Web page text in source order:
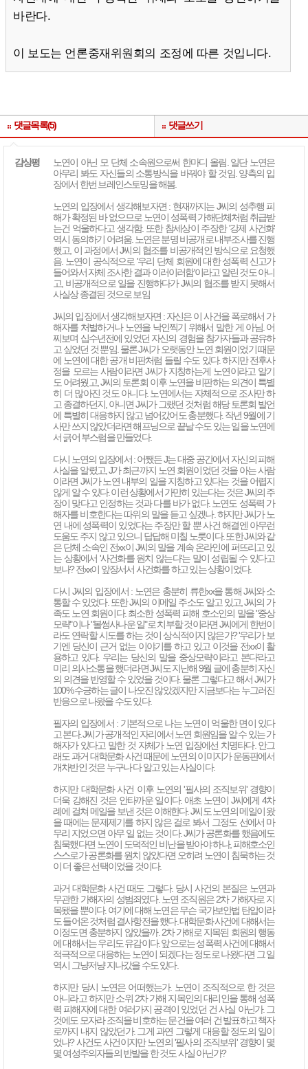
바란다.
이 보도는 언론중재위원회의 조정에 따른 것입니다.
댓글목록(5) 댓글쓰기
감상평
노연이 아닌 모 단체 소속원으로써 한마디 올림. 일단 노연은
아무리 봐도 자신들의 소통방식을 바꿔야 할 것임. 양측의 입
장에서 한번 브레인스토밍을 해봄.
노연의 입장에서 생각해보자면 : 현재까지는 J씨의 성추행 피
해가 확정된 바 없으므로 노연이 성폭력 가해단체처럼 취급받
는건 억울하다고 생각함. 또한 참세상이 주장한 '강제 사건화'
역시 동의하기 어려움. 노연은 분명 비공개로 내부조사를 진행
했고, 이 과정에서 J씨의 협조를 비공개적인 방식으로 요청했
음. 노연이 공식적으로 '우리 단체 회원에 대한 성폭력 신고가
들어와서 자체 조사한 결과 이러이러함'이라고 알린 것도 아니
고, 비공개적으로 일을 진행하다가 J씨의 협조를 받지 못해서
사실상 종결된 것으로 보임
J씨의 입장에서 생각해보자면 : 자신은 이 사건을 폭로해서 가
해자를 처벌하거나 노연을 낙인찍기 위해서 말한 게 아님. 어
찌보며 십수년전에 있었던 자신의 경험을 참가자들과 공유하
고 싶었던 것 뿐임. 물론 J씨가 오랫동안 노연 회원이었기 때문
에 노연에 대한 공개 비판처럼 들릴 수도 있다. 하지만 전후사
정을 모르는 사람이라면 J씨가 지칭하는게 노연이라고 알기
도 어려웠고, J씨의 토론회 이후 노연을 비판하는 의견이 특별
히 더 많아진 것도 아니다. 노연에서는 자체적으로 조사만 하
고 종결하던지, 아니면 J씨가 그랬던 것처럼 해당 토론회 발언
에 특별히 대응하지 않고 넘어갔어도 충분했다. 작년 9월에 기
사만 쓰지 않았더라면 해프닝으로 끝날 수도 있는 일을 노연에
서 긁어 부스럼을 만들었다.
다시 노연의 입장에서 : 어쨌든 J는 대중 공간에서 자신의 피해
사실을 알렸고, J가 최근까지 노연 회원이었던 것을 아는 사람
이라면 J씨가 노연 내부의 일을 지칭하고 있다는 것을 어렵지
않게 알 수 있다. 이런 상황에서 가만히 있는다는 것은 J씨의 주
장이 맞다고 인정하는 것과 다를 바가 없다. 노연도 성폭력 가
해자를 비호한다는 따위의 말을 듣고 싶겠나. 하지만 J씨가 노
연 내에 성폭력이 있었다는 주장만 할 뿐 사건 해결엔 아무런
도움도 주지 않고 있으니 답답해 미칠 노릇이다. 또한 J씨와 같
은 단체 소속인 전xx이 J씨의 말을 계속 온라인에 퍼뜨리고 있
는 상황에서 '사건화를 원치 않는다'는 말이 성립될 수 있다고
보나? 전xx이 앞장서서 사건화를 하고 있는 상황이었다.
다시 J씨의 입장에서 : 노연은 충분히 류한xx을 통해 J씨와 소
통할 수 있었다. 또한 J씨의 이메일 주소도 알고 있고, J씨의 가
족도 노연 회원이다. 최소한 성폭력 피해 호소인의 말을 "중상
모략"이나 "볼썽사나운 일"로 치부할 것이라면 J씨에게 한번이
라도 연락할 시도를 하는 것이 상식적이지 않은가? '우리가 보
기엔 당신이 근거 없는 이야기를 하고 있고 이것을 전xx이 활
용하고 있다. 우리는 당신의 말을 중상모략이라고 본다'라고
미리 의사소통을 했더라면 J씨도 지난해 9월 글에 충분히 자신
의 의견을 반영할 수 있었을 것이다. 물론 그렇다고 해서 J씨가
100% 수긍하는 글이 나오진 않았겠지만 지금보다는 누그러진
반응으로 나왔을 수도 있다.
필자의 입장에서 : 기본적으로 나는 노연이 억울한 면이 있다
고 본다. J씨가 공개적인 자리에서 노연 회원임을 알 수 있는 가
해자가 있다고 말한 것 자체가 노연 입장에선 치명타다. 안그
래도 과거 대학문화 사건 때문에 노연의 이미지가 운동판에서
개차반인 것은 누구나 다 알고 있는 사실이다.
하지만 대학문화 사건 이후 노연의 '필사의 조직보위' 경향이
더욱 강해진 것은 안타까운 일이다. 애초 노연이 J씨에게 4차
례에 걸쳐 메일을 보낸 것은 이해한다. J씨도 노연의 메일이 왔
을 때에는 문제제기를 하지 않은 걸로 봐서 그정도 선에서 마
무리 지었으면 아무 일 없는 것이다. J씨가 공론화를 했음에도
침묵했다면 노연이 도덕적인 비난을 받아야 하나, 피해호소인
스스로가 공론화를 원치 않았다면 오히려 노연이 침묵하는 것
이 더 좋은 선택이었을 것이다.
과거 대학문화 사건 때도 그렇다. 당시 사건의 본질은 노연과
무관한 가해자의 성범죄였다. 노연 조직원은 2차 가해자로 지
목됐을 뿐이다. 여기에 대해 노연은 무슨 국가보안법 탄압이라
도 들어온 것처럼 결사항전을 했다. 대학문화 사건에 대해서는
이정도면 충분하지 않았을까. 2차 가해로 지목된 회원의 행동
에 대해서는 우리도 유감이다. 앞으로는 성폭력 사건에 대해서
적극적으로 대응하는 노연이 되겠다는 정도로 나왔다면 그 일
역시 그냥저냥 지나갔을 수도 있다.
하지만 당시 노연은 어떠했는가. 노연이 조직적으로 한 것은
아니라고 하지만 소위 2차 가해 지목인의 대리인을 통해 성폭
력 피해자에 대한 여러가지 공격이 있었던 건 사실 아닌가. 그
것에도 모자라 조직을 비호하는 문건을 여러 건 발표하고 책자
로까지 내지 않았던가. 그게 과연 그렇게 대응할 정도의 일이
었나? 사건도 사건이지만 노연의 '필사의 조직보위' 경향이 몇
몇 여성주의자들의 반발을 한 것도 사실 아닌가?